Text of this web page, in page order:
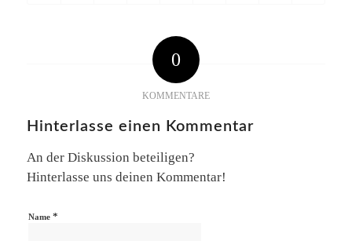
0
KOMMENTARE
Hinterlasse einen Kommentar
An der Diskussion beteiligen?
Hinterlasse uns deinen Kommentar!
Name *